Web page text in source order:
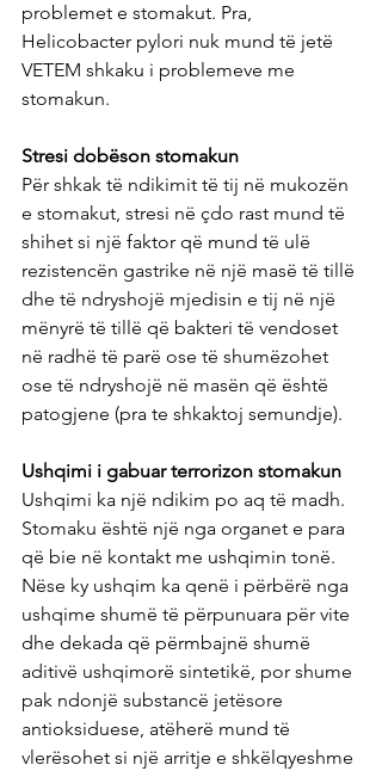
problemet e stomakut. Pra,
Helicobacter pylori nuk mund të jetë
VETEM shkaku i problemeve me
stomakun.
Stresi dobëson stomakun
Për shkak të ndikimit të tij në mukozën
e stomakut, stresi në çdo rast mund të
shihet si një faktor që mund të ulë
rezistencën gastrike në një masë të tillë
dhe të ndryshojë mjedisin e tij në një
mënyrë të tillë që bakteri të vendoset
në radhë të parë ose të shumëzohet
ose të ndryshojë në masën që është
patogjene (pra te shkaktoj semundje).
Ushqimi i gabuar terrorizon stomakun
Ushqimi ka një ndikim po aq të madh.
Stomaku është një nga organet e para
që bie në kontakt me ushqimin tonë.
Nëse ky ushqim ka qenë i përbërë nga
ushqime shumë të përpunuara për vite
dhe dekada që përmbajnë shumë
aditivë ushqimorë sintetikë, por shume
pak ndonjë substancë jetësore
antioksiduese, atëherë mund të
vlerësohet si një arritje e shkëlqyeshme